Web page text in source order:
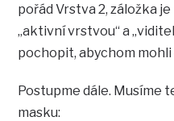
pořád Vrstva 2, záložka
„aktivní vrstvou“ a
pochopit, abychom
Postupme dále. Musíme
masku: